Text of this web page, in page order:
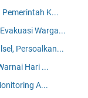
K...
Warga...
Persoalkan...
Hari ...
A...